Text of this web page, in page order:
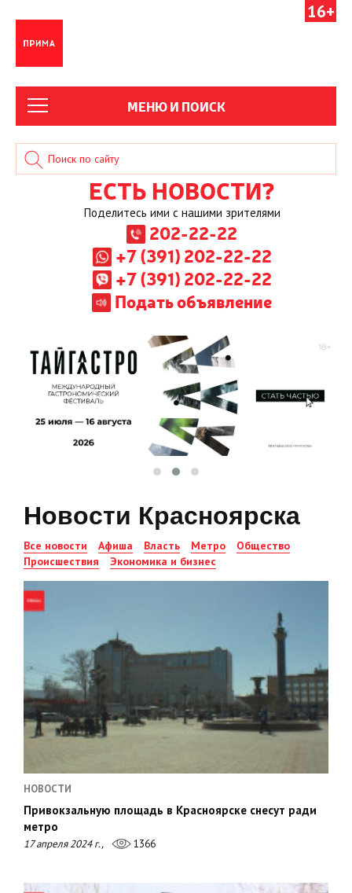
16+
МЕНЮ И ПОИСК
ЕСТЬ НОВОСТИ?
Поделитесь ими с нашими зрителями
202-22-22
+7 (391) 202-22-22
+7 (391) 202-22-22
Подать объявление
Новости Красноярска
Все новости Афиша Власть Метро
Общество
Происшествия
Экономика и бизнес
НОВОСТИ
Привокзальную площадь в Красноярске снесут ради
метро
17 апреля 2024 г., 1366